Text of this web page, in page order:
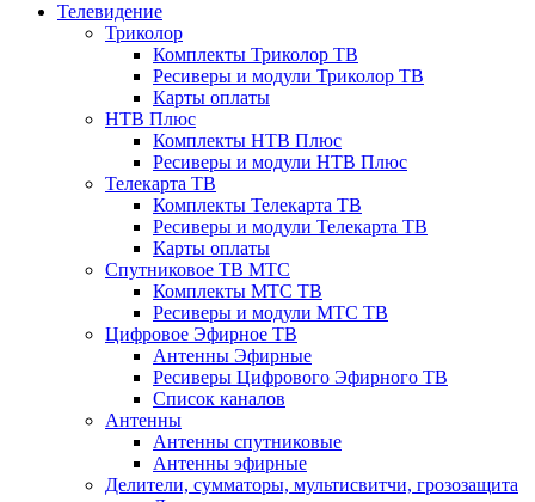
Телевидение
Триколор
Комплекты Триколор ТВ
Ресиверы и модули Триколор ТВ
Карты оплаты
НТВ Плюс
Комплекты НТВ Плюс
Ресиверы и модули НТВ Плюс
Телекарта ТВ
Комплекты Телекарта ТВ
Ресиверы и модули Телекарта ТВ
Карты оплаты
Спутниковое ТВ МТС
Комплекты МТС ТВ
Ресиверы и модули МТС ТВ
Цифровое Эфирное ТВ
Антенны Эфирные
Ресиверы Цифрового Эфирного ТВ
Список каналов
Антенны
Антенны спутниковые
Антенны эфирные
Делители, сумматоры, мультисвитчи, грозозащита